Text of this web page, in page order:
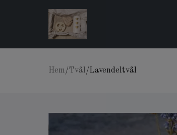
Hem/Tvål/Lavendeltvål